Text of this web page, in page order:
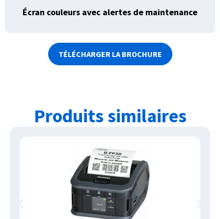
Écran couleurs avec alertes de maintenance
TÉLÉCHARGER LA BROCHURE
Produits similaires